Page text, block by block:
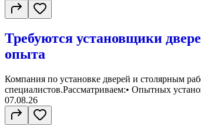
Требуются установщики
опыта
Компания по установке дверей и столярным
специалистов.Рассматриваем:•⁠ ⁠Опытных
07.08.26